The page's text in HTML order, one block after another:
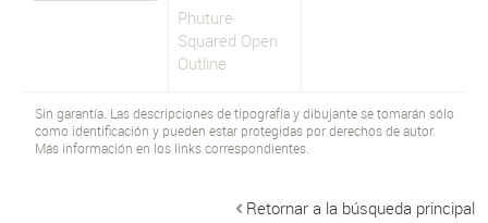
Phuture
Squared Open
Outline
Sin garantía. Las descripciones de tipografía y dibujante se tomarán sólo
como identificación y pueden estar protegidas por derechos de autor.
Más información en los links correspondientes.
Retornar a la búsqueda principal